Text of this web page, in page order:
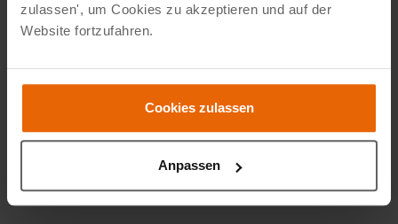
zulassen', um Cookies zu akzeptieren und auf der
Website fortzufahren.
Cookies zulassen
Anpassen
widerstandsfähiger gegen Stöße, Biegung und
Temperaturunterschiede als normales Glas. Das macht es
passend für Paneele, die geöffnet und geschlossen werden
und seitlich an einer Terrassenüberdachung oder Terrasse
stehen. Sollte das Glas dennoch brechen, zerfällt es in
kleine, eher stumpfe Stücke. So passt auch das
Bruchverhalten zur Anwendung als senkrechte
Glasschiebewand.